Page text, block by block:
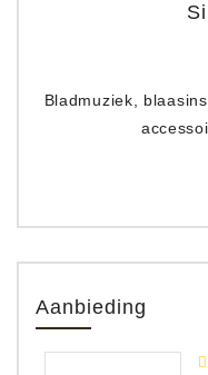
Bladmuziek,
Aanbieding